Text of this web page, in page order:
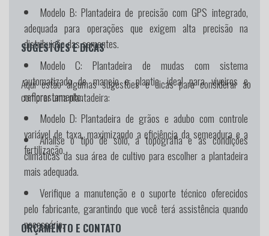
Modelo B: Plantadeira de precisão com GPS integrado,
adequada para operações que exigem alta precisão na
distribuição das sementes.
Modelo C: Plantadeira de mudas com sistema
automatizado de manejo e plantio, ideal para viveiros e
reflorestamento.
Modelo D: Plantadeira de grãos e adubo com controle
variável de taxa, maximizando a eficiência da semeadura e a
fertilização.
SUGESTÕES E DICAS
Aqui estão algumas sugestões e dicas para considerar ao
comprar uma plantadeira:
Analise o tipo de solo, a topografia e as condições
climáticas da sua área de cultivo para escolher a plantadeira
mais adequada.
Verifique a manutenção e o suporte técnico oferecidos
pelo fabricante, garantindo que você terá assistência quando
necessário.
ORÇAMENTO E CONTATO